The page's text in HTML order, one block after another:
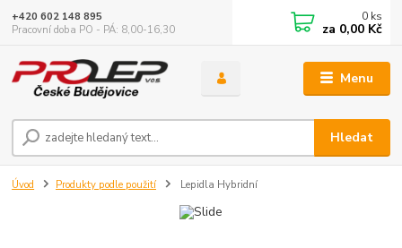
Menu
Hledat
+420 602 148 895
Pracovní doba PO - PÁ: 8,00-16,30
0 ks
za 0,00 Kč
Úvod Produkty podle použití Lepidla Hybridní